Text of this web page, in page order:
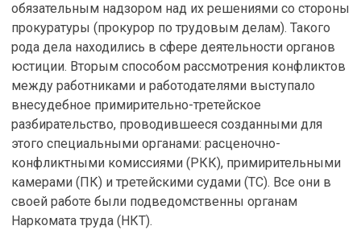
обязательным надзором над их решениями со стороны
прокуратуры (прокурор по трудовым делам). Такого
рода дела находились в сфере деятельности органов
юстиции. Вторым способом рассмотрения конфликтов
между работниками и работодателями выступало
внесудебное примирительно-третейское
разбирательство, проводившееся созданными для
этого специальными органами: расценочно-
конфликтными комиссиями (РКК), примирительными
камерами (ПК) и третейскими судами (ТС). Все они в
своей работе были подведомственны органам
Наркомата труда (НКТ).